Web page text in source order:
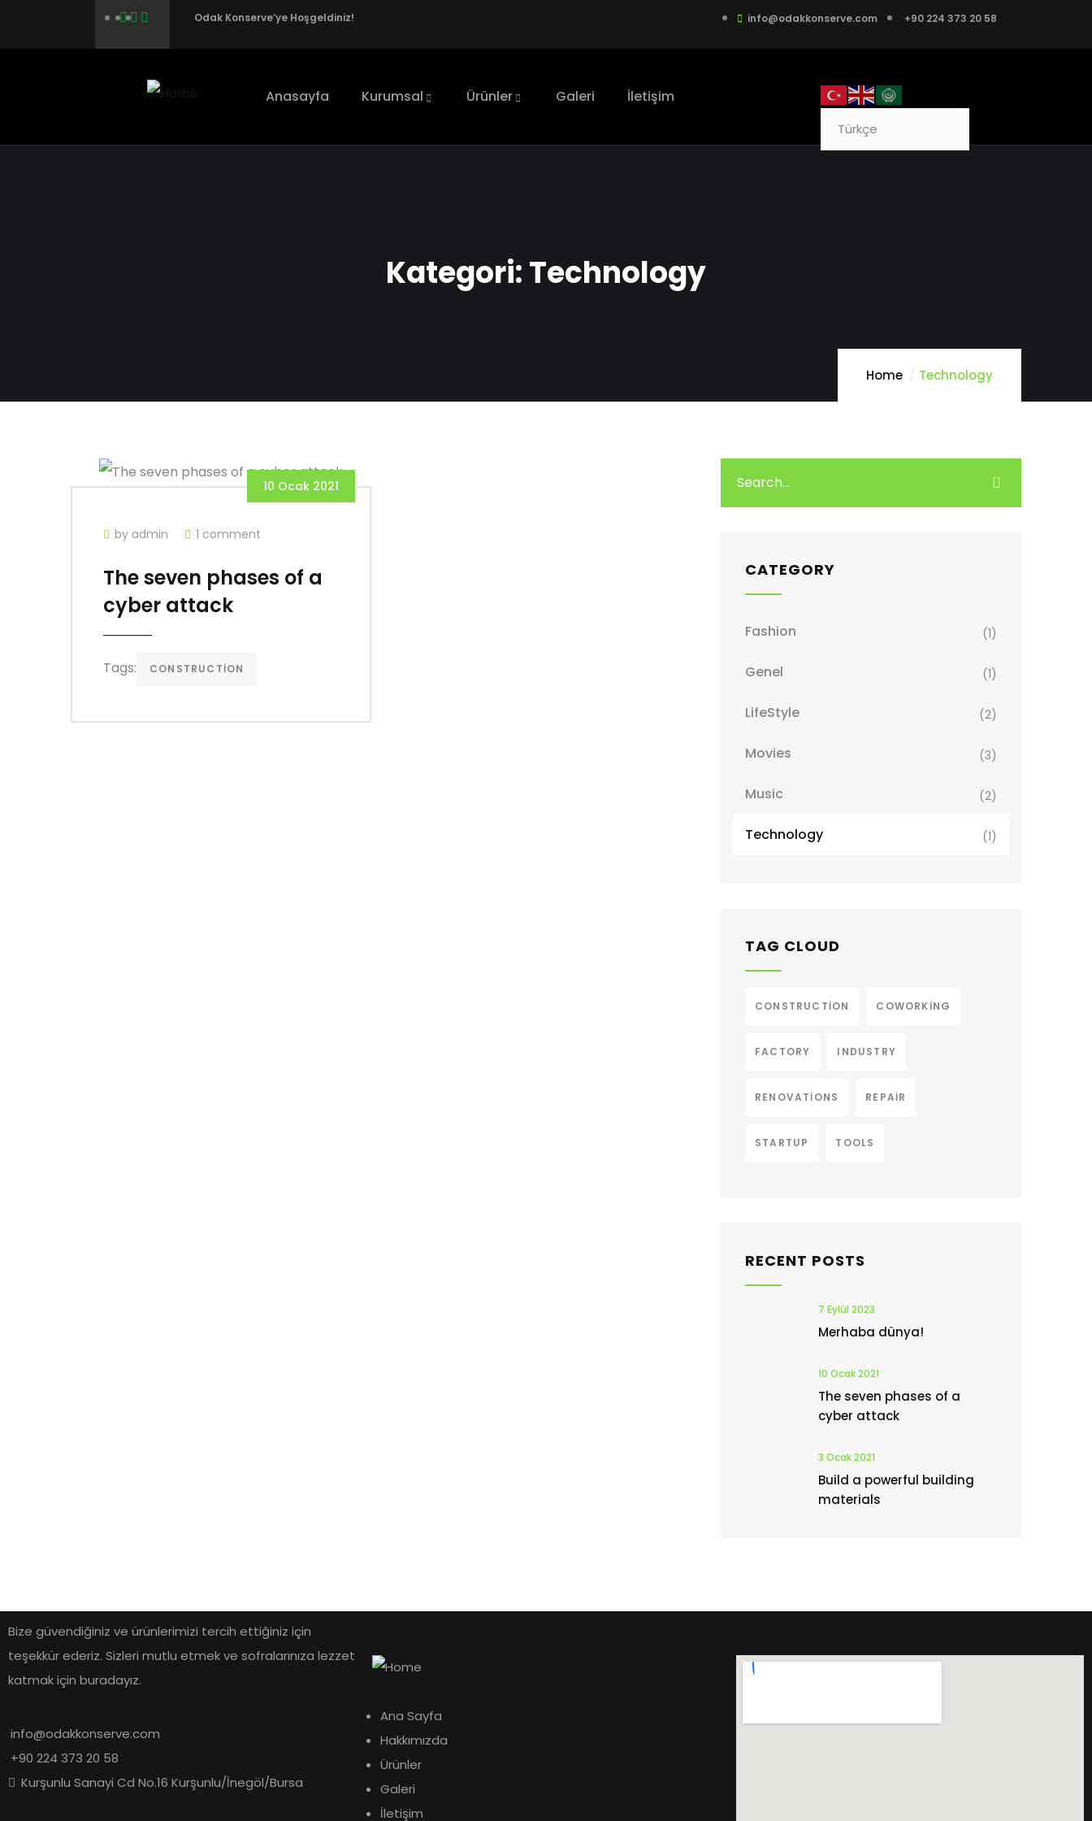
Odak Konserve’ye Hoşgeldiniz! info@odakkonserve.com +90 224 373 20 58
Anasayfa Kurumsal Ürünler Galeri İletişim
Kategori:Technology
Home Technology
10 Ocak 2021
by admin 1 comment
The seven phases of a
cyber attack
Tags: CONSTRUCTION
CATEGORY
Fashion (1)
Genel (1)
LifeStyle (2)
Movies (3)
Music (2)
Technology (1)
TAG CLOUD
CONSTRUCTION COWORKING
FACTORY INDUSTRY
RENOVATIONS REPAIR
STARTUP TOOLS
RECENT POSTS
7 Eylül 2023
Merhaba dünya!
10 Ocak 2021
The seven phases of a
cyber attack
3 Ocak 2021
Build a powerful building
materials
Bize güvendiğiniz ve ürünlerimizi tercih ettiğiniz için
teşekkür ederiz. Sizleri mutlu etmek ve sofralarınıza lezzet
katmak için buradayız.
info@odakkonserve.com
+90 224 373 20 58
Kurşunlu Sanayi Cd No.16 Kurşunlu/İnegöl/Bursa
Ana Sayfa
Hakkımızda
Ürünler
Galeri
İletişim